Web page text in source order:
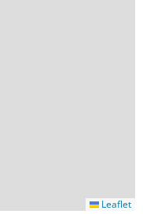
Leaflet